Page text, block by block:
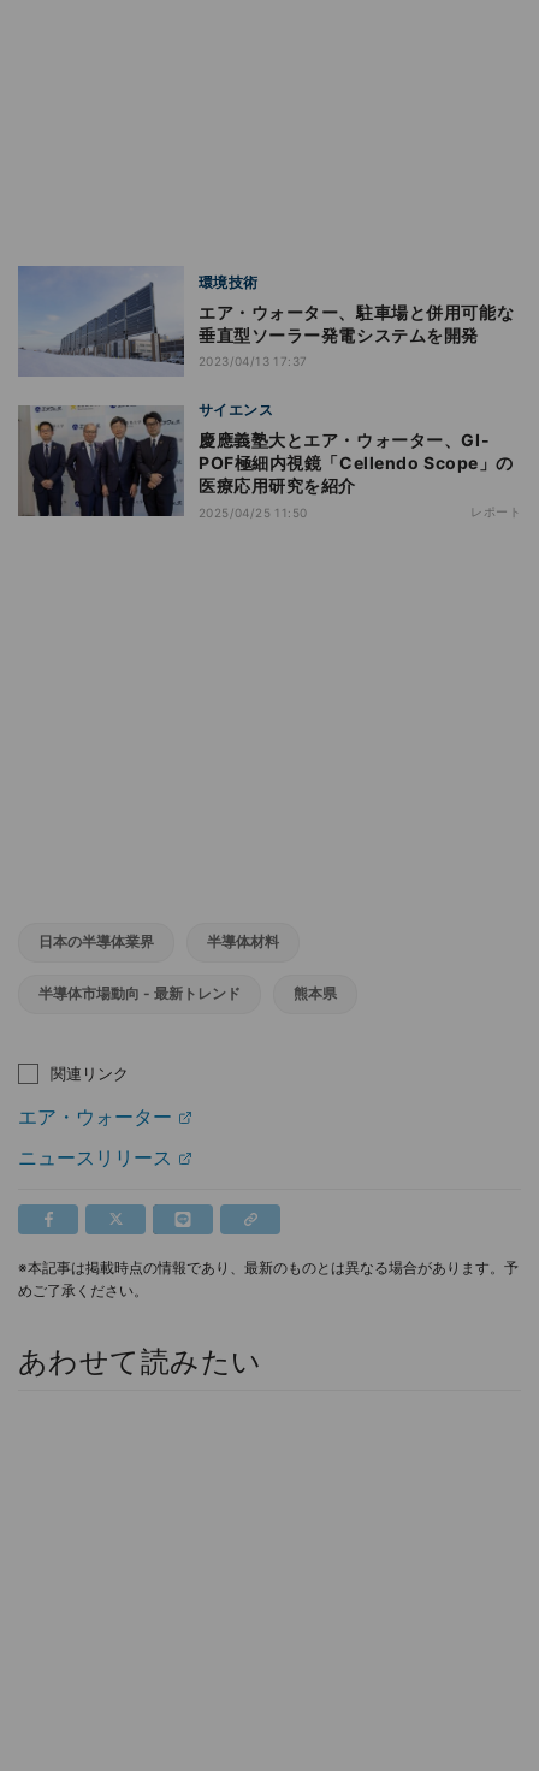
環境技術
エア・ウォーター、駐車場と併用可能な
垂直型ソーラー発電システムを開発
2023/04/13 17:37
サイエンス
慶應義塾大とエア・ウォーター、GI-
POF極細内視鏡「Cellendo Scope」の
医療応用研究を紹介
2025/04/25 11:50 レポート
日本の半導体業界 半導体材料
半導体市場動向 - 最新トレンド 熊本県
関連リンク
エア・ウォーター
ニュースリリース
※本記事は掲載時点の情報であり、最新のものとは異なる場合があります。予
めご了承ください。
あわせて読みたい